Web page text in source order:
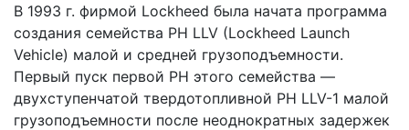
В 1993 г. фирмой Lockheed была начата программа
создания семейства РН LLV (Lockheed Launch
Vehicle) малой и средней грузоподъемности.
Первый пуск первой РН этого семейства —
двухступенчатой твердотопливной РН LLV-1 малой
грузоподъемности после неоднократных задержек